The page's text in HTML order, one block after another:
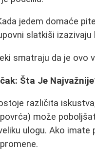
jedem domaće
slatkiši izazivaju
smatraju da je ovo
Šta Je
različita
može
ulogu. Ako